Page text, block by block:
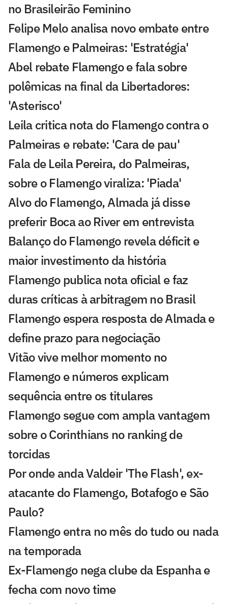
no Brasileirão Feminino
Felipe Melo analisa novo embate entre
Flamengo e Palmeiras: 'Estratégia'
Abel rebate Flamengo e fala sobre
polêmicas na final da Libertadores:
'Asterisco'
Leila critica nota do Flamengo contra o
Palmeiras e rebate: 'Cara de pau'
Fala de Leila Pereira, do Palmeiras,
sobre o Flamengo viraliza: 'Piada'
Alvo do Flamengo, Almada já disse
preferir Boca ao River em entrevista
Balanço do Flamengo revela déficit e
maior investimento da história
Flamengo publica nota oficial e faz
duras críticas à arbitragem no Brasil
Flamengo espera resposta de Almada e
define prazo para negociação
Vitão vive melhor momento no
Flamengo e números explicam
sequência entre os titulares
Flamengo segue com ampla vantagem
sobre o Corinthians no ranking de
torcidas
Por onde anda Valdeir 'The Flash', ex-
atacante do Flamengo, Botafogo e São
Paulo?
Flamengo entra no mês do tudo ou nada
na temporada
Ex-Flamengo nega clube da Espanha e
fecha com novo time